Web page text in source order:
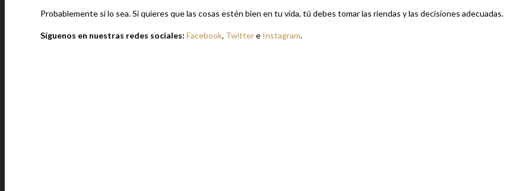
Probablemente sí lo sea. Si quieres que las cosas estén bien en tu vida, tú debes tomar las riendas y las decisiones adecuadas.
Síguenos en nuestras redes sociales: Facebook, Twittere Instagram.